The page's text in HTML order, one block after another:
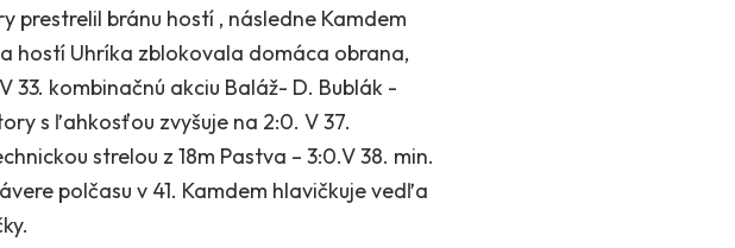
prestrelil bránu hostí , následne Kamdem
hostí Uhríka zblokovala domáca obrana,
33. kombinačnú akciu Baláž- D. Bublák -
s ľahkosťou zvyšuje na 2:0. V 37.
strelou z 18m Pastva – 3:0.V 38. min.
polčasu v 41. Kamdem hlavičkuje vedľa